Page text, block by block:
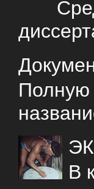
Среди
Полную
В